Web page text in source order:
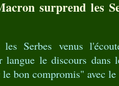
surprend les
Serbes venus
langue le discours dans
bon compromis" avec le